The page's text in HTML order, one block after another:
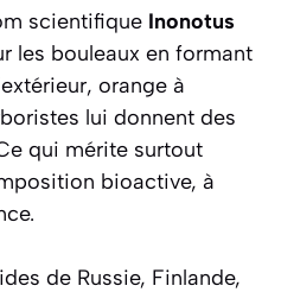
scientifique Inonotus
les bouleaux en formant
orange à
lui donnent des
qui mérite surtout
bioactive, à
de Russie, Finlande,